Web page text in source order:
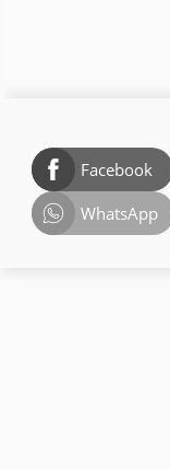
Facebook
WhatsApp